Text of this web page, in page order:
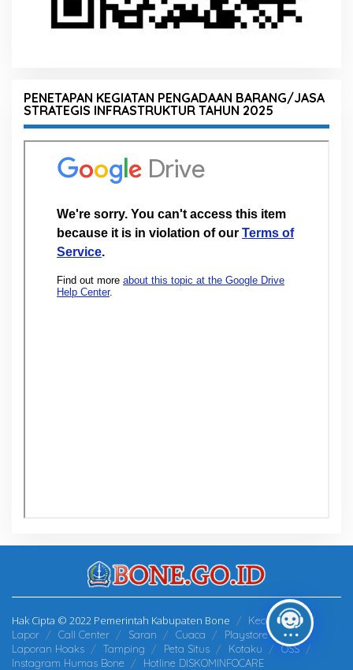
PENETAPAN KEGIATAN PENGADAAN BARANG/JASA
STRATEGIS INFRASTRUKTUR TAHUN 2025
Hak Cipta © 2022 Pemerintah Kabupaten Bone
Kecamatan
Lapor
Call Center Saran Cuaca
Playstore
Laporan Hoaks
Tamping Peta Situs Kotaku
OSS
Instagram Humas Bone
Hotline DISKOMINFOCARE